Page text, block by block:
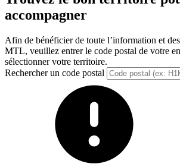
accompagner
Afin de bénéficier de toute l’information et
MTL, veuillez entrer le code postal de votre
sélectionner votre territoire.
Rechercher un code postal